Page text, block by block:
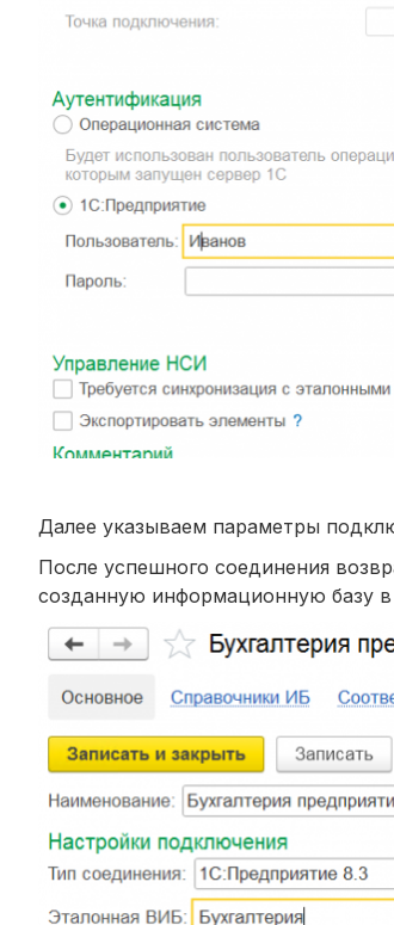
Далее указываем параметры
После успешного соединения
созданную информационную базу